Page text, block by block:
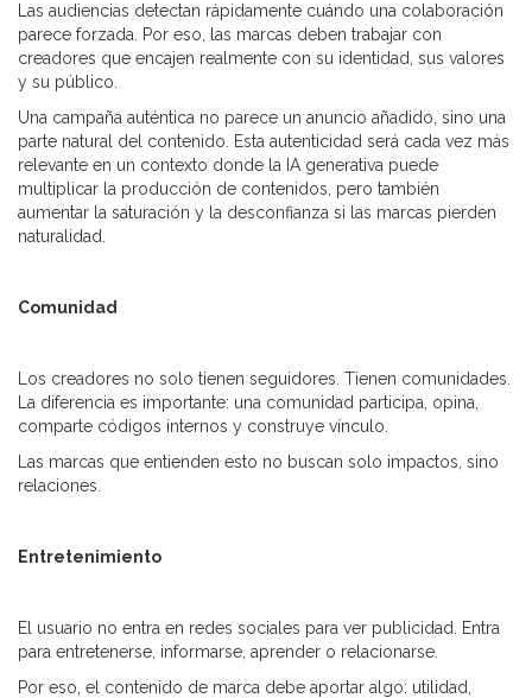
Las audiencias detectan rápidamente cuándo una colaboración
parece forzada. Por eso, las marcas deben trabajar con
creadores que encajen realmente con su identidad, sus valores
y su público.
Una campaña auténtica no parece un anuncio añadido, sino una
parte natural del contenido. Esta autenticidad será cada vez más
relevante en un contexto donde la IA generativa puede
multiplicar la producción de contenidos, pero también
aumentar la saturación y la desconfianza si las marcas pierden
naturalidad.
Comunidad
Los creadores no solo tienen seguidores. Tienen comunidades.
La diferencia es importante: una comunidad participa, opina,
comparte códigos internos y construye vínculo.
Las marcas que entienden esto no buscan solo impactos, sino
relaciones.
Entretenimiento
El usuario no entra en redes sociales para ver publicidad. Entra
para entretenerse, informarse, aprender o relacionarse.
Por eso, el contenido de marca debe aportar algo: utilidad,